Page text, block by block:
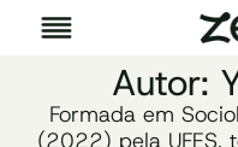
Pular
para
Autor:
Formada em
(2022) pela UFES,